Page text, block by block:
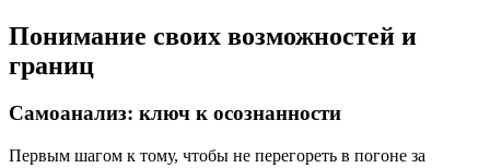
Понимание своих возможностей и
границ
Самоанализ: ключ к осознанности
Первым шагом к тому, чтобы не перегореть в погоне за